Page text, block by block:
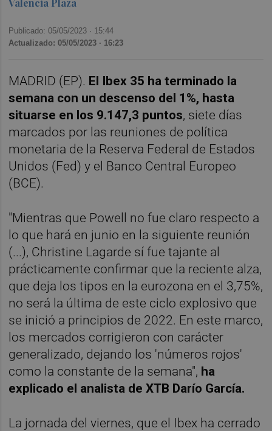
Publicado: 05/05/2023 · 15:44
Actualizado: 05/05/2023 · 16:23
MADRID (EP). El Ibex 35 ha terminado la
semana con un descenso del 1%, hasta
situarse en los 9.147,3 puntos, siete días
marcados por las reuniones de política
monetaria de la Reserva Federal de Estados
Unidos (Fed) y el Banco Central Europeo
(BCE).
"Mientras que Powell no fue claro respecto a
lo que hará en junio en la siguiente reunión
(...), Christine Lagarde sí fue tajante al
prácticamente confirmar que la reciente alza,
que deja los tipos en la eurozona en el 3,75%,
no será la última de este ciclo explosivo que
se inició a principios de 2022. En este marco,
los mercados corrigieron con carácter
generalizado, dejando los 'números rojos'
como la constante de la semana", ha
explicado el analista de XTB Darío García.
La jornada del viernes, que el Ibex ha cerrado